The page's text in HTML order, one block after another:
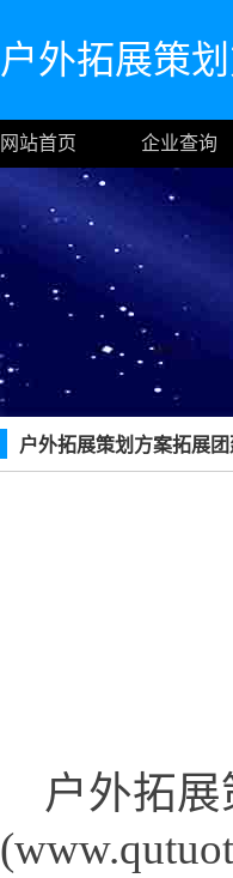
户外拓展策
网站首页 企业查询
户外拓展策划方案拓展
户外拓展